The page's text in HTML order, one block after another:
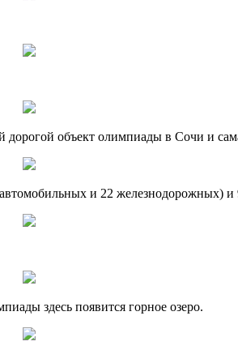
объект олимпиады в Сочи и
и 22
здесь появится горное озеро.